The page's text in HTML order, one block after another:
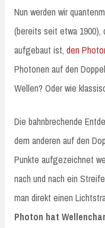
Nun werden wir
(bereits seit etwa 1900),
aufgebaut ist, den
Photonen auf den
Wellen? Oder wie
Die bahnbrechende
dem anderen auf den
Punkte aufgezeichnet
nach und nach ein
man direkt einen
Photon hat